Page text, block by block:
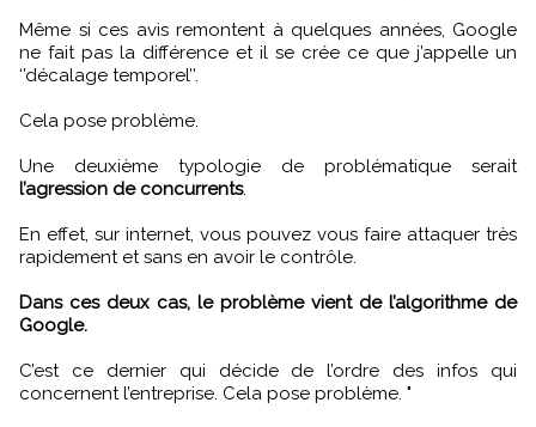
Même si ces avis remontent à quelques années, Google
ne fait pas la différence et il se crée ce que j’appelle un
‘’décalage temporel’’.
Cela pose problème.
Une deuxième typologie de problématique serait
l’agression de concurrents.
En effet, sur internet, vous pouvez vous faire attaquer très
rapidement et sans en avoir le contrôle.
Dans ces deux cas, le problème vient de l’algorithme de
Google.
C’est ce dernier qui décide de l’ordre des infos qui
concernent l’entreprise. Cela pose problème. "